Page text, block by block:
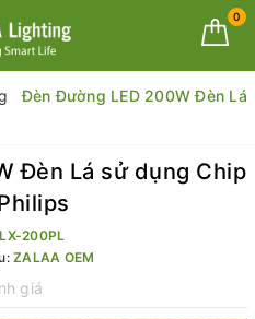
0
Đèn Đường LED 200W Đèn Lá
Đèn Lá sử dụng Chip
200PL
ZALAA OEM
giá